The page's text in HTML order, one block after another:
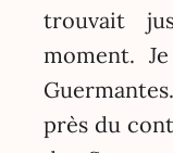
trouvait
moment.
près du